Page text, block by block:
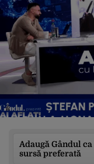
Adaugă Gândul ca
sursă preferată